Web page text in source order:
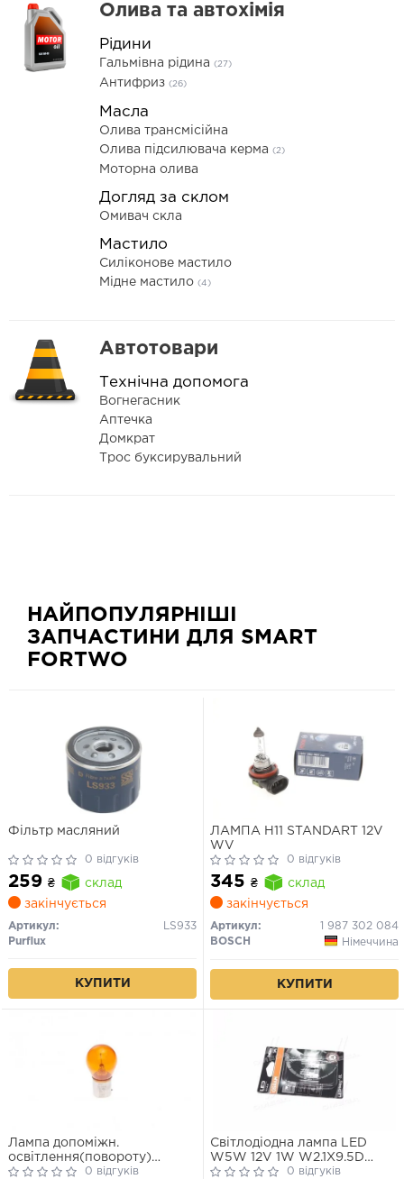
Олива та автохімія
Рідини
Гальмівна рідина (27)
Антифриз (26)
Масла
Олива трансмісійна
Олива підсилювача керма (2)
Моторна олива
Догляд за склом
Омивач скла
Мастило
Силіконове мастило
Мідне мастило (4)
Автотовари
Технічна допомога
Вогнегасник
Аптечка
Домкрат
Трос буксирувальний
НАЙПОПУЛЯРНІШІ
ЗАПЧАСТИНИ ДЛЯ SMART
FORTWO
Фільтр масляний
0 відгуків
259 ₴
склад
закінчується
Артикул:
LS933
Purflux
КУПИТИ
ЛАМПА H11 STANDART 12V
WV
0 відгуків
345 ₴
склад
закінчується
Артикул:
1 987 302 084
BOSCH
Німеччина
КУПИТИ
Лампа допоміжн.
освітлення(повороту)
BOSCH 12V 21W PY21W PURE
0 відгуків
Світлодіодна лампа LED
W5W 12V 1W W2.1X9.5D
LEDriving SL (blister 2шт)
0 відгуків